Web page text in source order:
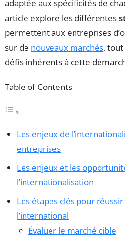
adaptée aux spécificités de
article explore les différentes
permettent aux entreprises
sur de nouveaux marchés,
défis inhérents à cette
Table of Contents
Les enjeux de
entreprises
Les enjeux et les
l’internationalisation
Les étapes clés pour
l’international
Évaluer le marché cible